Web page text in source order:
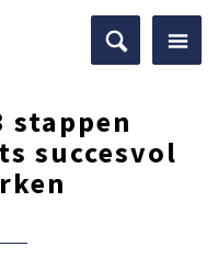
stappen
succesvol